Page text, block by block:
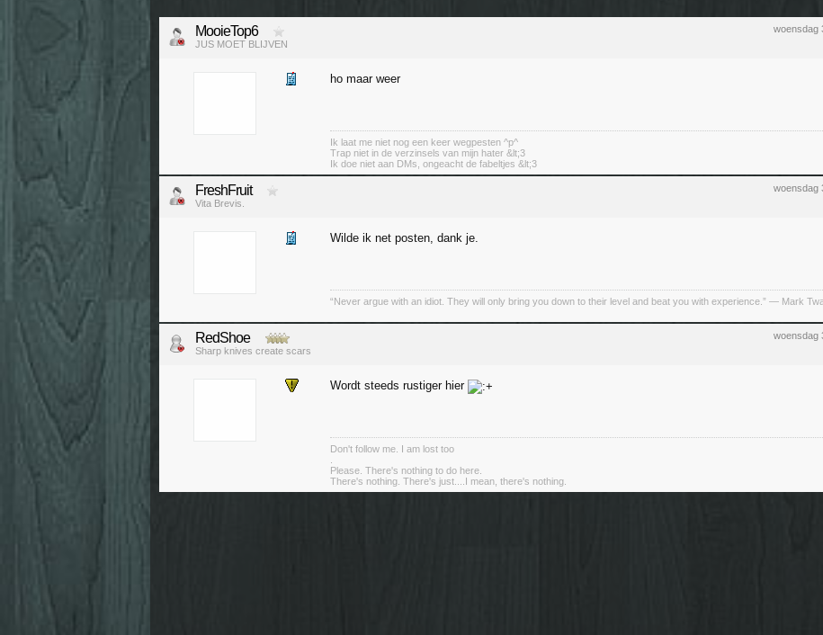
woensdag
MooieTop6
JUS MOET BLIJVEN
ho maar weer
Ik laat me niet nog een keer wegpesten ^p^
Trap niet in de verzinsels van mijn hater &lt;3
Ik doe niet aan DMs, ongeacht de fabeltjes &lt;3
woensdag
FreshFruit
Vita Brevis.
Wilde ik net posten, dank je.
“Never argue with an idiot. They will only bring you down to their level and beat you with experience.” ― Mark
woensdag
RedShoe
Sharp knives create scars
Wordt steeds rustiger hier
Don't follow me. I am lost too
Please. There's nothing to do here.
There's nothing. There's just....I mean, there's nothing.